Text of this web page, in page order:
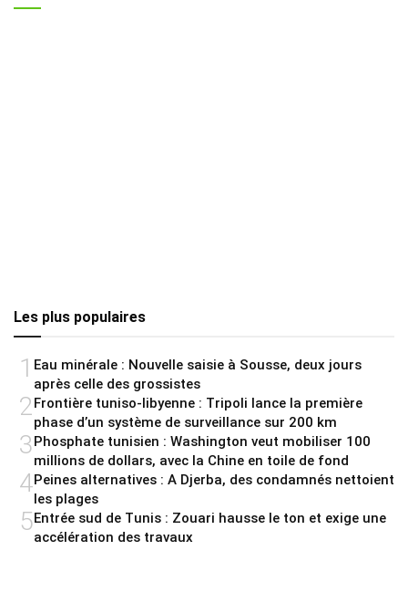
Les plus populaires
1 Eau minérale : Nouvelle saisie à Sousse, deux jours
après celle des grossistes
2 Frontière tuniso-libyenne : Tripoli lance la première
phase d’un système de surveillance sur 200 km
3 Phosphate tunisien : Washington veut mobiliser 100
millions de dollars, avec la Chine en toile de fond
4Peines alternatives : A Djerba, des condamnés nettoient
les plages
5Entrée sud de Tunis : Zouari hausse le ton et exige une
accélération des travaux